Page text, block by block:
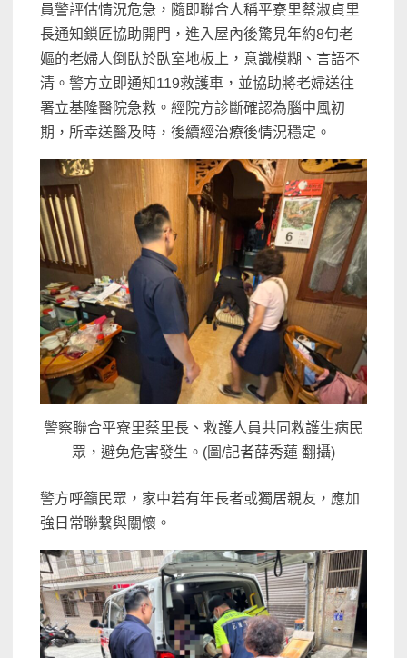
員警評估情況危急，隨即聯合人稱平寮里蔡淑貞里
長通知鎖匠協助開門，進入屋內後驚見年約8旬老
嫗的老婦人倒臥於臥室地板上，意識模糊、言語不
清。警方立即通知119救護車，並協助將老婦送往
署立基隆醫院急救。經院方診斷確認為腦中風初
期，所幸送醫及時，後續經治療後情況穩定。
警察聯合平寮里蔡里長、救護人員共同救護生病民
眾，避免危害發生。(圖/記者薛秀蓮 翻攝)
警方呼籲民眾，家中若有年長者或獨居親友，應加
強日常聯繫與關懷。